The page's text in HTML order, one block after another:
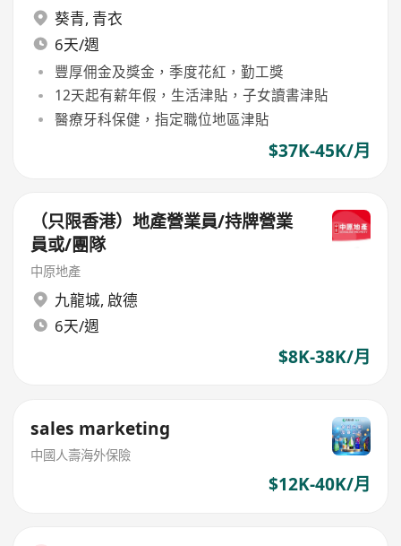
葵青, 青衣
6天/週
豐厚佣金及獎金，季度花紅，勤工獎
12天起有薪年假，生活津貼，子女讀書津貼
醫療牙科保健，指定職位地區津貼
$37K-45K/月
（只限香港）地產營業員/持牌營業
員或/團隊
中原地產
九龍城, 啟德
6天/週
$8K-38K/月
sales marketing
中國人壽海外保險
$12K-40K/月